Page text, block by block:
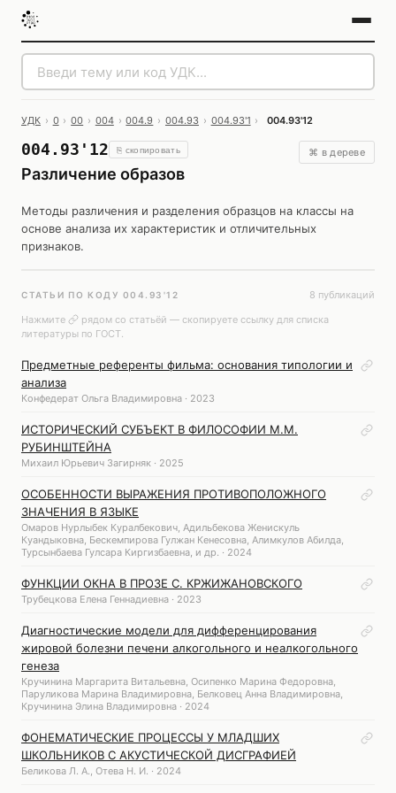
УДК › 0 › 00 › 004 › 004.9 › 004.93 › 004.93'1 › 004.93'12
004.93'12 ⎘ скопировать
Различение образов
⌘ в дереве
Методы различения и разделения образцов на классы на
основе анализа их характеристик и отличительных
признаков.
СТАТЬИ ПО КОДУ 004.93'12
8 публикаций
Нажмите
рядом со статьёй — скопируете ссылку для списка
литературы по ГОСТ.
Предметные референты фильма: основания типологии и
анализа
Конфедерат Ольга Владимировна · 2023
ИСТОРИЧЕСКИЙ СУБЪЕКТ В ФИЛОСОФИИ М.М.
РУБИНШТЕЙНА
Михаил Юрьевич Загирняк · 2025
ОСОБЕННОСТИ ВЫРАЖЕНИЯ ПРОТИВОПОЛОЖНОГО
ЗНАЧЕНИЯ В ЯЗЫКЕ
Омаров Нурлыбек Куралбекович, Адильбекова Женискуль
Куандыковна, Бескемпирова Гулжан Кенесовна, Алимкулов Абилда,
Турсынбаева Гулсара Киргизбаевна, и др. · 2024
ФУНКЦИИ ОКНА В ПРОЗЕ С. КРЖИЖАНОВСКОГО
Трубецкова Елена Геннадиевна · 2023
Диагностические модели для дифференцирования
жировой болезни печени алкогольного и неалкогольного
генеза
Кручинина Маргарита Витальевна, Осипенко Марина Федоровна,
Паруликова Марина Владимировна, Белковец Анна Владимировна,
Кручинина Элина Владимировна · 2024
ФОНЕМАТИЧЕСКИЕ ПРОЦЕССЫ У МЛАДШИХ
ШКОЛЬНИКОВ С АКУСТИЧЕСКОЙ ДИСГРАФИЕЙ
Беликова Л. А., Отева Н. И. · 2024